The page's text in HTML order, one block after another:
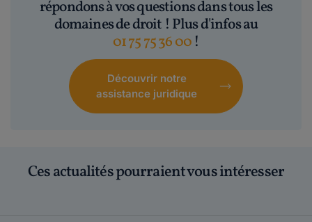
répondons à vos questions dans tous les
domaines de droit ! Plus d'infos au
01 75 75 36 00 !
Découvrir notre
assistance juridique
Ces actualités pourraient vous intéresser